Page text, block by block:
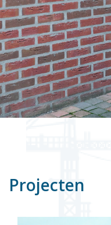
Projecten